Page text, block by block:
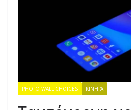
PHOTO WALL CHOICES ΚΙΝΗΤΆ